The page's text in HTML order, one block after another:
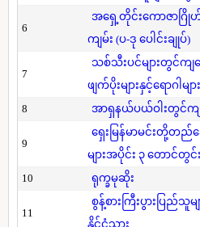
6
အရှေ့တိုင်းကောဇာဂြိုဟ်
ကျမ်း (ပ-ဒု ပေါင်းချုပ်)
7
သစ်သီးပင်များတွင်
ဖျက်ပိုးများနှင့်ရောဂါ
8
အာရှနယ်ပယ်ဝါးတွင်က
9
ရှေးမြန်မာမင်းတို့တ
များအပိုင်း ၃ တောင်တွ
10
ရုက္ခမုဆိုး
11
စွန့်စားကြီးပွားပြည်သူ
နိုင်ငံသား